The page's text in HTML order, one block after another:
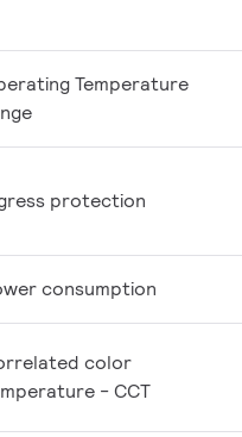
Temperature
protection
consumption
color
- CCT